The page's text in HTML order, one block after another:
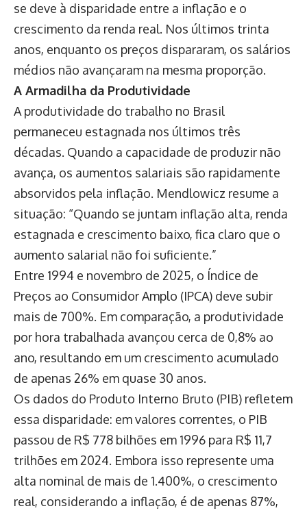
se deve à disparidade entre a inflação e o
crescimento da renda real. Nos últimos trinta
anos, enquanto os preços dispararam, os salários
médios não avançaram na mesma proporção.
A Armadilha da Produtividade
A produtividade do trabalho no Brasil
permaneceu estagnada nos últimos três
décadas. Quando a capacidade de produzir não
avança, os aumentos salariais são rapidamente
absorvidos pela inflação. Mendlowicz resume a
situação: “Quando se juntam inflação alta, renda
estagnada e crescimento baixo, fica claro que o
aumento salarial não foi suficiente.”
Entre 1994 e novembro de 2025, o Índice de
Preços ao Consumidor Amplo (IPCA) deve subir
mais de 700%. Em comparação, a produtividade
por hora trabalhada avançou cerca de 0,8% ao
ano, resultando em um crescimento acumulado
de apenas 26% em quase 30 anos.
Os dados do Produto Interno Bruto (PIB) refletem
essa disparidade: em valores correntes, o PIB
passou de R$ 778 bilhões em 1996 para R$ 11,7
trilhões em 2024. Embora isso represente uma
alta nominal de mais de 1.400%, o crescimento
real, considerando a inflação, é de apenas 87%,